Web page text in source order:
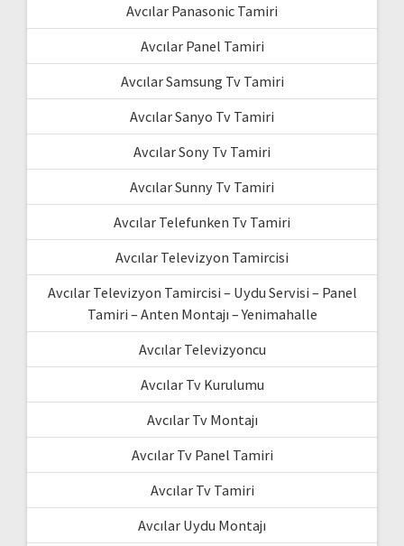
Avcılar Panasonic Tamiri
Avcılar Panel Tamiri
Avcılar Samsung Tv Tamiri
Avcılar Sanyo Tv Tamiri
Avcılar Sony Tv Tamiri
Avcılar Sunny Tv Tamiri
Avcılar Telefunken Tv Tamiri
Avcılar Televizyon Tamircisi
Avcılar Televizyon Tamircisi – Uydu Servisi – Panel
Tamiri – Anten Montajı – Yenimahalle
Avcılar Televizyoncu
Avcılar Tv Kurulumu
Avcılar Tv Montajı
Avcılar Tv Panel Tamiri
Avcılar Tv Tamiri
Avcılar Uydu Montajı